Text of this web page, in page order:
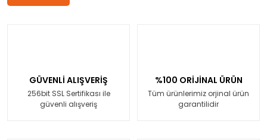
GÜVENLİ ALIŞVERİŞ
256bit SSL Sertifikası ile
güvenli alışveriş
%100 ORİJİNAL ÜRÜN
Tüm ürünlerimiz orjinal ürün
garantilidir